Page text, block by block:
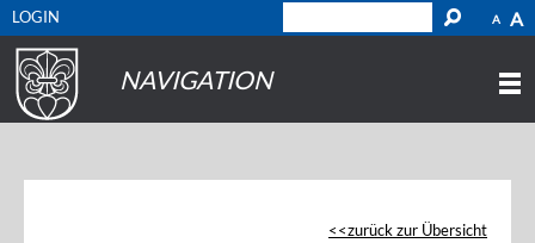
A A
LOGIN
NAVIGATION
zurück zur Übersicht